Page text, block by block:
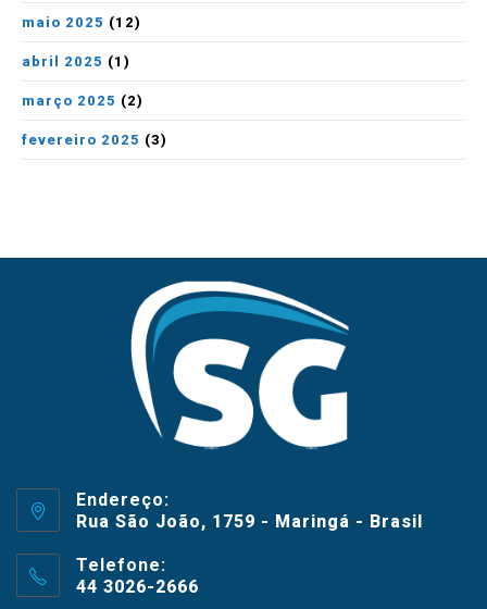
maio 2025 (12)
abril 2025 (1)
março 2025 (2)
fevereiro 2025 (3)
Endereço:
Rua São João, 1759 - Maringá - Brasil
Telefone:
44 3026-2666